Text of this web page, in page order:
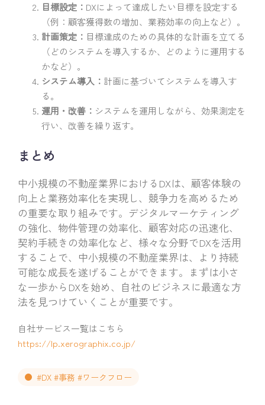
目標設定： DXによって達成したい目標を設定する
（例：顧客獲得数の増加、業務効率の向上など）。
計画策定： 目標達成のための具体的な計画を立てる
（どのシステムを導入するか、どのように運用する
かなど）。
システム導入： 計画に基づいてシステムを導入す
る。
運用・改善： システムを運用しながら、効果測定を
行い、改善を繰り返す。
まとめ
中小規模の不動産業界におけるDXは、顧客体験の
向上と業務効率化を実現し、競争力を高めるため
の重要な取り組みです。デジタルマーケティング
の強化、物件管理の効率化、顧客対応の迅速化、
契約手続きの効率化など、様々な分野でDXを活用
することで、中小規模の不動産業界は、より持続
可能な成長を遂げることができます。まずは小さ
な一歩からDXを始め、自社のビジネスに最適な方
法を見つけていくことが重要です。
自社サービス一覧はこちら
https://lp.xerographix.co.jp/
#DX #事務 #ワークフロー